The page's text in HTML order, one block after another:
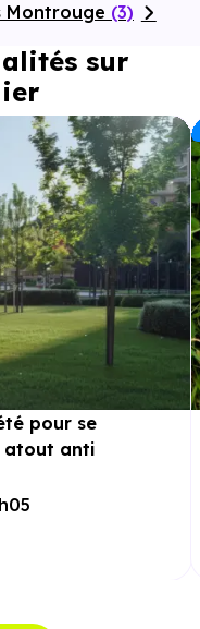
Montrouge (3)
sur
pour se
atout anti